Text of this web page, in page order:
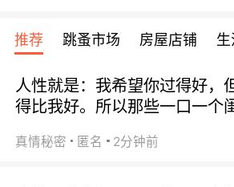
宾馆 108欧/天起
全程756欧/位
欧/天起 ~包拼房
推荐 跳蚤市场 房屋店铺
人性就是：我希望你过得好，
得比我好。所以那些一口一个
真情秘密 匿名 2分钟前